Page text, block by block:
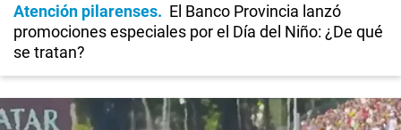
Atención pilarenses
El Banco Provincia lanzó
promociones especiales por el Día del Niño: ¿De qué
se tratan?